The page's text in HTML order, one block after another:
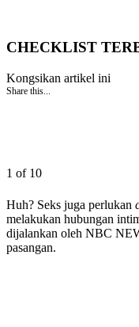
CHECKLIST
Kongsikan artikel ini
Share this...
1 of 10
Huh? Seks juga perlukan
melakukan hubungan
dijalankan oleh NBC
pasangan.